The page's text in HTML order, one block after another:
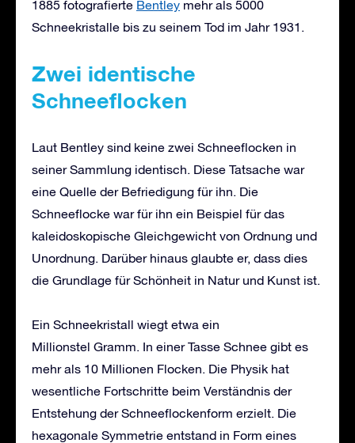
1885 fotografierte Bentley mehr als 5000
Schneekristalle bis zu seinem Tod im Jahr 1931.
Zwei identische
Schneeflocken
Laut Bentley sind keine zwei Schneeflocken in
seiner Sammlung identisch. Diese Tatsache war
eine Quelle der Befriedigung für ihn. Die
Schneeflocke war für ihn ein Beispiel für das
kaleidoskopische Gleichgewicht von Ordnung und
Unordnung. Darüber hinaus glaubte er, dass dies
die Grundlage für Schönheit in Natur und Kunst ist.
Ein Schneekristall wiegt etwa ein
Millionstel Gramm. In einer Tasse Schnee gibt es
mehr als 10 Millionen Flocken. Die Physik hat
wesentliche Fortschritte beim Verständnis der
Entstehung der Schneeflockenform erzielt. Die
hexagonale Symmetrie entstand in Form eines